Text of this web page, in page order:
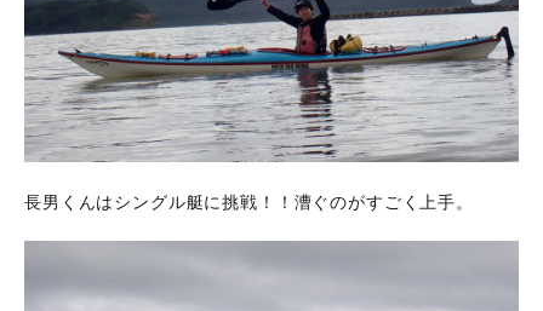
長男くんはシングル艇に挑戦！！漕ぐのがすごく上手。